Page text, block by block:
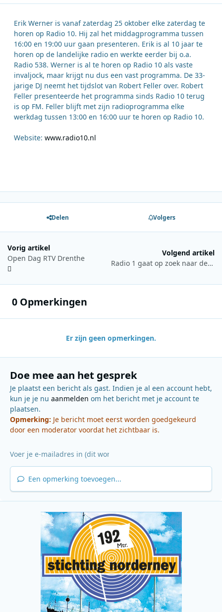
Erik Werner is vanaf zaterdag 25 oktober elke zaterdag te
horen op Radio 10. Hij zal het middagprogramma tussen
16:00 en 19:00 uur gaan presenteren. Erik is al 10 jaar te
horen op de landelijke radio en werkte eerder bij o.a.
Radio 538. Werner is al te horen op Radio 10 als vaste
invaljock, maar krijgt nu dus een vast programma. De 33-
jarige DJ neemt het tijdslot van Robert Feller over. Robert
Feller presenteerde het programma sinds Radio 10 terug
is op FM. Feller blijft met zijn radioprogramma elke
werkdag tussen 13:00 en 16:00 uur te horen op Radio 10.
Website: www.radio10.nl
Delen Volgers
Vorig artikel
Open Dag RTV Drenthe
Volgend artikel
Radio 1 gaat op zoek naar de Beste Belgische Strip
0 Opmerkingen
Er zijn geen opmerkingen.
Doe mee aan het gesprek
Je plaatst een bericht als gast. Indien je al een account hebt,
kun je je nu aanmelden om het bericht met je account te
plaatsen.
Opmerking: Je bericht moet eerst worden goedgekeurd
door een moderator voordat het zichtbaar is.
Een opmerking toevoegen...